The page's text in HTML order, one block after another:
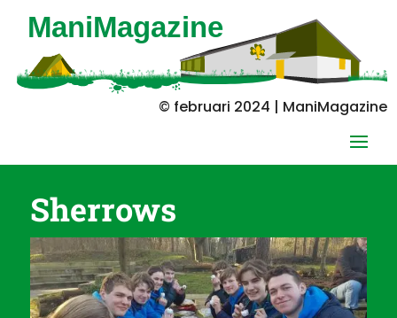
© februari 2024 | ManiMagazine
Sherrows